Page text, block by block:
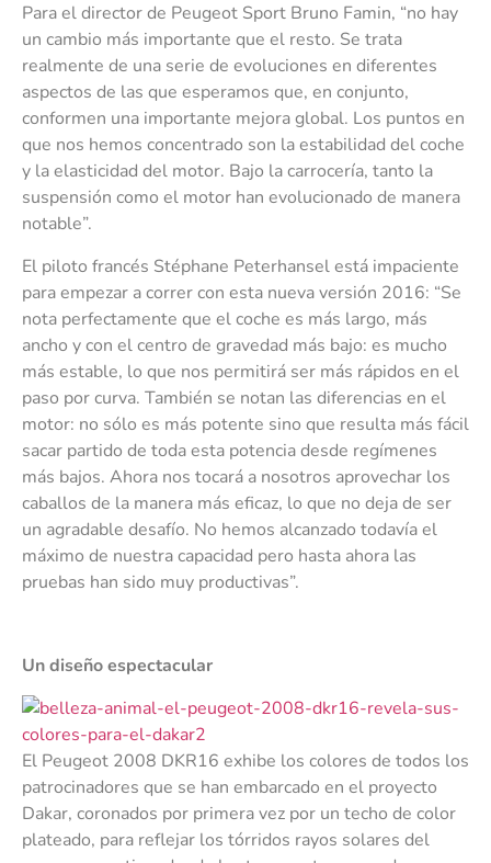
Para el director de Peugeot Sport Bruno Famin, “no hay
un cambio más importante que el resto. Se trata
realmente de una serie de evoluciones en diferentes
aspectos de las que esperamos que, en conjunto,
conformen una importante mejora global. Los puntos en
que nos hemos concentrado son la estabilidad del coche
y la elasticidad del motor. Bajo la carrocería, tanto la
suspensión como el motor han evolucionado de manera
notable”.
El piloto francés Stéphane Peterhansel está impaciente
para empezar a correr con esta nueva versión 2016: “Se
nota perfectamente que el coche es más largo, más
ancho y con el centro de gravedad más bajo: es mucho
más estable, lo que nos permitirá ser más rápidos en el
paso por curva. También se notan las diferencias en el
motor: no sólo es más potente sino que resulta más fácil
sacar partido de toda esta potencia desde regímenes
más bajos. Ahora nos tocará a nosotros aprovechar los
caballos de la manera más eficaz, lo que no deja de ser
un agradable desafío. No hemos alcanzado todavía el
máximo de nuestra capacidad pero hasta ahora las
pruebas han sido muy productivas”.
Un diseño espectacular
El Peugeot 2008 DKR16 exhibe los colores de todos los
patrocinadores que se han embarcado en el proyecto
Dakar, coronados por primera vez por un techo de color
plateado, para reflejar los tórridos rayos solares del